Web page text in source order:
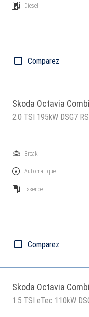
Diesel
Comparez
Skoda Octavia Combi
2.0 TSI 195kW DSG7 RS
Break
Automatique
Essence
Comparez
Skoda Octavia Combi
1.5 TSI eTec 110kW